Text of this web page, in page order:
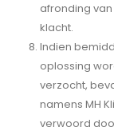
afronding
klacht.
Indien
oplossing
verzocht,
namens MH
verwoord